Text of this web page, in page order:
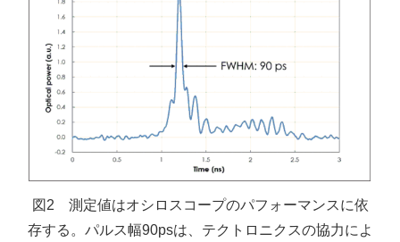
図2 測定値はオシロスコープのパフォーマンスに依
存する。パルス幅90psは、テクトロニクスの協力によ